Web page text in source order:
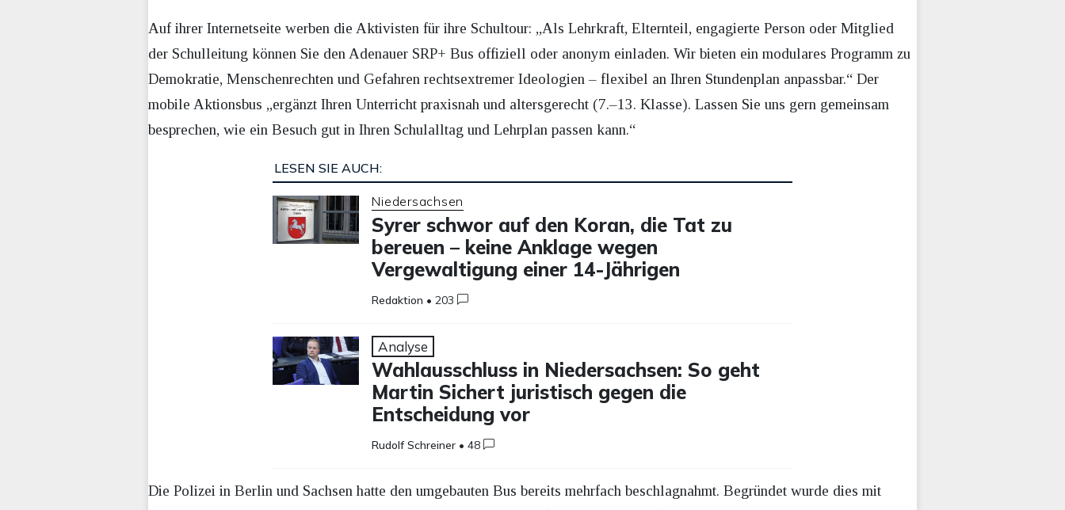
Auf ihrer Internetseite werben die Aktivisten für ihre Schultour: „Als Lehrkraft, Elternteil, engagierte Person oder Mitglied
der Schulleitung können Sie den Adenauer SRP+ Bus offiziell oder anonym einladen. Wir bieten ein modulares Programm zu
Demokratie, Menschenrechten und Gefahren rechtsextremer Ideologien – flexibel an Ihren Stundenplan anpassbar.“ Der
mobile Aktionsbus „ergänzt Ihren Unterricht praxisnah und altersgerecht (7.–13. Klasse). Lassen Sie uns gern gemeinsam
besprechen, wie ein Besuch gut in Ihren Schulalltag und Lehrplan passen kann.“
LESEN SIE AUCH:
Niedersachsen
Syrer schwor auf den Koran, die Tat zu
bereuen – keine Anklage wegen
Vergewaltigung einer 14-Jährigen
Redaktion •203
Analyse
Wahlausschluss in Niedersachsen: So geht
Martin Sichert juristisch gegen die
Entscheidung vor
Rudolf Schreiner •48
Die Polizei in Berlin und Sachsen hatte den umgebauten Bus bereits mehrfach beschlagnahmt. Begründet wurde dies mit